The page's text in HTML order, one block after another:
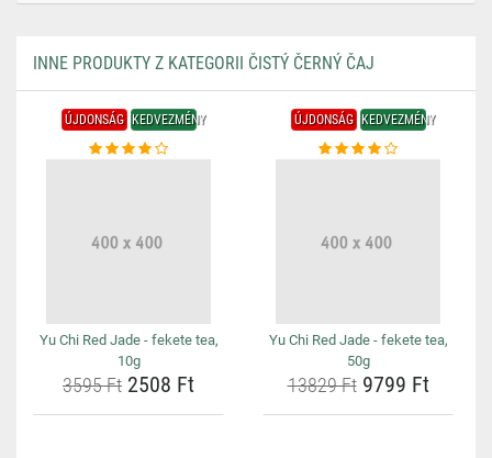
INNE PRODUKTY Z KATEGORII ČISTÝ ČERNÝ ČAJ
ÚJDONSÁG KEDVEZMÉNY
Yu Chi Red Jade - fekete tea,
10g
3595 Ft 2508 Ft
ÚJDONSÁG KEDVEZMÉNY
Yu Chi Red Jade - fekete tea,
50g
13829 Ft9799 Ft